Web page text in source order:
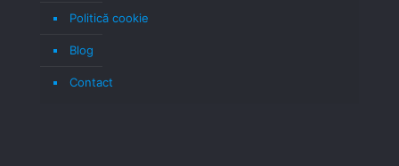
Politică cookie
Blog
Contact